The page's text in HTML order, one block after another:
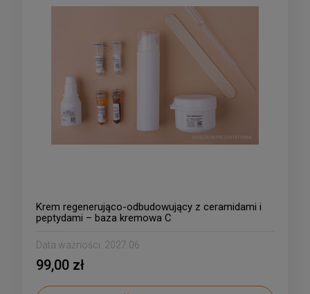
Krem regenerująco-odbudowujący z ceramidami i
peptydami – baza kremowa C
Data ważności: 2027.06
99,00 zł